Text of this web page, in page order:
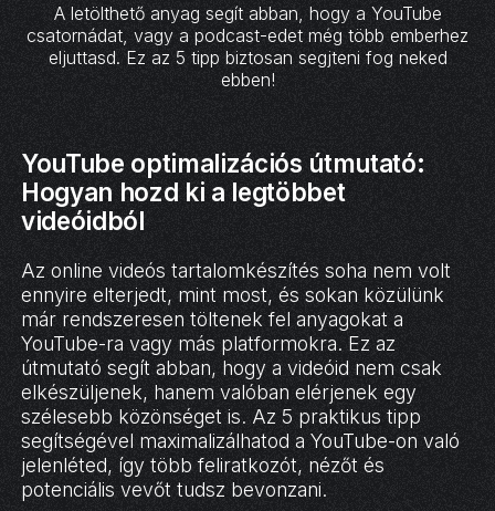
A letölthető anyag segít abban, hogy a YouTube
csatornádat, vagy a podcast-edet még több emberhez
eljuttasd. Ez az 5 tipp biztosan segjteni fog neked
ebben!
YouTube optimalizációs útmutató:
Hogyan hozd ki a legtöbbet
videóidból
Az online videós tartalomkészítés soha nem volt
ennyire elterjedt, mint most, és sokan közülünk
már rendszeresen töltenek fel anyagokat a
YouTube-ra vagy más platformokra. Ez az
útmutató segít abban, hogy a videóid nem csak
elkészüljenek, hanem valóban elérjenek egy
szélesebb közönséget is. Az 5 praktikus tipp
segítségével maximalizálhatod a YouTube-on való
jelenléted, így több feliratkozót, nézőt és
potenciális vevőt tudsz bevonzani.